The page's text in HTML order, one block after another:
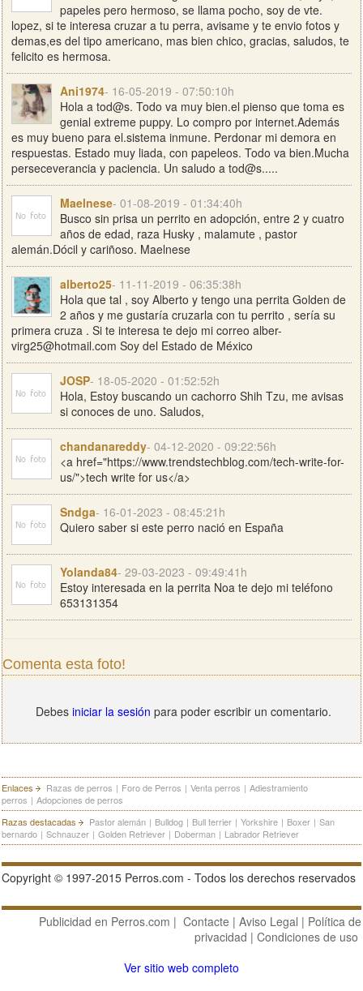
papeles pero hermoso, se llama pocho, soy de vte.
lopez, si te interesa cruzar a tu perra, avisame y te envio fotos y
demas,es del tipo americano, mas bien chico, gracias, saludos, te
felicito es hermosa.
Ani1974- 16-05-2019 - 07:50:10h
Hola a tod@s. Todo va muy bien.el pienso que toma es
genial extreme puppy. Lo compro por internet.Además
es muy bueno para el.sistema inmune. Perdonar mi demora en
respuestas. Estado muy liada, con papeleos. Todo va bien.Mucha
perseceverancia y paciencia. Un saludo a tod@s.....
Maelnese- 01-08-2019 - 01:34:40h
Busco sin prisa un perrito en adopción, entre 2 y cuatro
años de edad, raza Husky , malamute , pastor
alemán.Dócil y cariñoso. Maelnese
alberto25- 11-11-2019 - 06:35:38h
Hola que tal , soy Alberto y tengo una perrita Golden de
2 años y me gustaría cruzarla con tu perrito , sería su
primera cruza . Si te interesa te dejo mi correo alber-
virg25@hotmail.com Soy del Estado de México
JOSP- 18-05-2020 - 01:52:52h
Hola, Estoy buscando un cachorro Shih Tzu, me avisas
si conoces de uno. Saludos,
chandanareddy- 04-12-2020 - 09:22:56h
<a href="https://www.trendstechblog.com/tech-write-for-
us/">tech write for us</a>
Sndga- 16-01-2023 - 08:45:21h
Quiero saber si este perro nació en España
Yolanda84- 29-03-2023 - 09:49:41h
Estoy interesada en la perrita Noa te dejo mi teléfono
653131354
Comenta esta foto!
Debes iniciar la sesión para poder escribir un comentario.
Enlaces Razas de perros | Foro de Perros | Venta perros | Adiestramiento
perros | Adopciones de perros
Razas destacadas
Pastor alemán | Bulldog | Bull terrier | Yorkshire | Boxer | San
bernardo | Schnauzer | Golden Retriever | Doberman | Labrador Retriever
Copyright © 1997-2015 Perros.com - Todos los derechos reservados
Publicidad en Perros.com | Contacte | Aviso Legal | Política de
privacidad | Condiciones de uso
Ver sitio web completo